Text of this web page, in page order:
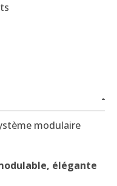
modulaire
élégante